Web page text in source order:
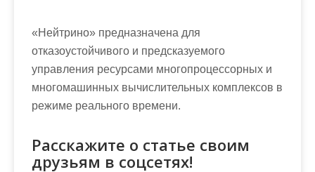
«Нейтрино» предназначена для
отказоустойчивого и предсказуемого
управления ресурсами многопроцессорных и
многомашинных вычислительных комплексов в
режиме реального времени.
Расскажите о статье своим
друзьям в соцсетях!